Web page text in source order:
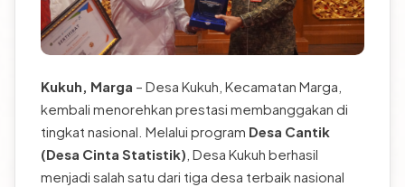
Kukuh, Marga – Desa Kukuh, Kecamatan Marga,
kembali menorehkan prestasi membanggakan di
tingkat nasional. Melalui program Desa Cantik
(Desa Cinta Statistik) , Desa Kukuh berhasil
menjadi salah satu dari tiga desa terbaik nasional